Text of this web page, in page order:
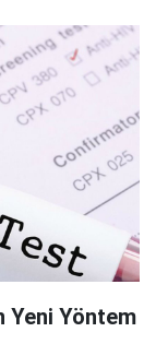
Yeni Yöntem